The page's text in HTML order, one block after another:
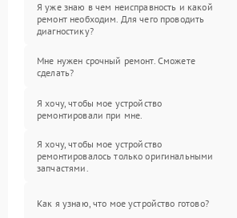
Я уже знаю в чем неисправность и какой
ремонт необходим. Для чего проводить
диагностику?
Мне нужен срочный ремонт. Сможете
сделать?
Я хочу, чтобы мое устройство
ремонтировали при мне.
Я хочу, чтобы мое устройство
ремонтировалось только оригинальными
запчастями.
Как я узнаю, что мое устройство готово?